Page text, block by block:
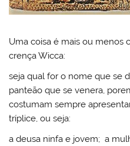
Uma coisa é mais ou menos
crença Wicca:
seja qual for o nome que se
panteão que se venera,
costumam sempre
tríplice, ou seja:
a deusa ninfa e jovem; a